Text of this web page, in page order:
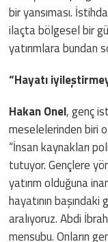
bir yansıması.
ilaçta bölgesel bir
yatırımlara bundan
“Hayatı
Hakan Onel, genç
meselelerinden biri
“İnsan kaynakları
tutuyor. Gençlere
yatırım olduğuna
hayatının başındaki
aralıyoruz. Abdi
mensubu. Onların